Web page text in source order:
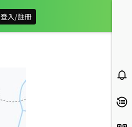
登入/註冊